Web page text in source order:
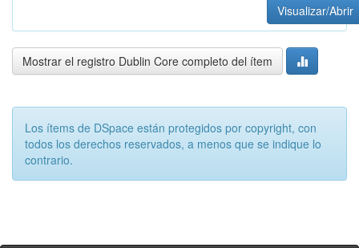
Visualizar/Abrir
Mostrar el registro Dublin Core completo del ítem
Los ítems de DSpace están protegidos por copyright, con
todos los derechos reservados, a menos que se indique lo
contrario.